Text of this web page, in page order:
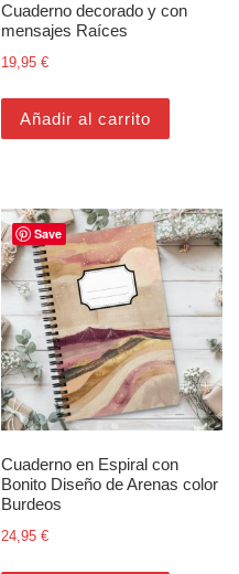
Cuaderno decorado y con
mensajes Raíces
19,95€
Añadir al carrito
Save
Cuaderno en Espiral con
Bonito Diseño de Arenas color
Burdeos
24,95€